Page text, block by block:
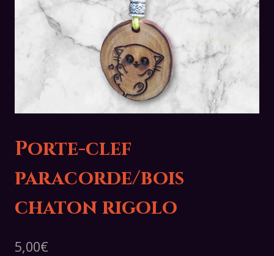
Porte-clef
paracorde/bois
chaton rigolo
5,00€